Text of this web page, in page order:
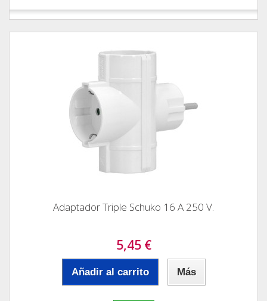
Adaptador Triple Schuko 16 A 250 V.
5,45 €
Añadir al carrito Más